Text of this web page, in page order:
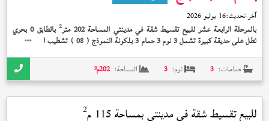
آخر تحديث:16 يوليو 2026
بالمرحلة الرابعة عشر للبيع تقسيط شقة في مدينتي المساحة 202 متر 2 بالطابق 0 بحري
تطل على حديقة كبيرة تشمل 3 نوم 3 حمام 3 بلكونة النموذج ( 08 ) تشطيب الشركة على
حمامات: 3 نوم: 3 المساحة: 202م²
للبيع تقسيط شقة فيمدينتيبمساحة 115 م 2